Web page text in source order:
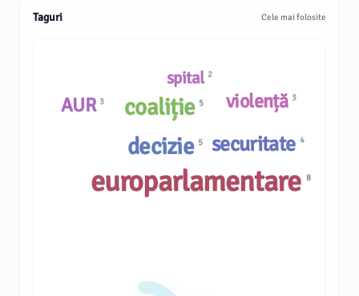
Taguri Cele mai folosite
AUR 3
decizie 5
violență 3
spital 2
europarlamentare 8
coaliție 5
securitate 4